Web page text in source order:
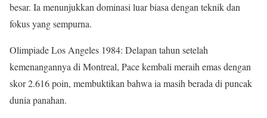
besar. Ia menunjukkan dominasi luar biasa dengan teknik dan
fokus yang sempurna.
Olimpiade Los Angeles 1984: Delapan tahun setelah
kemenangannya di Montreal, Pace kembali meraih emas dengan
skor 2.616 poin, membuktikan bahwa ia masih berada di puncak
dunia panahan.